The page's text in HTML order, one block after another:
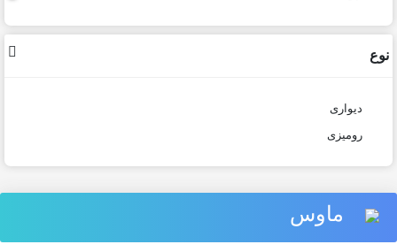
نوع
دیواری
رومیزی
ماوس